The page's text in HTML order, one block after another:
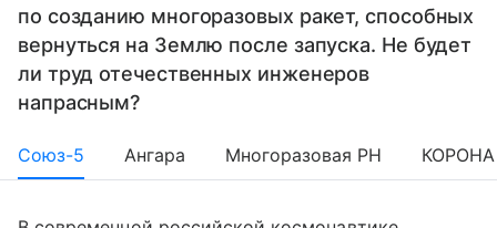
по созданию многоразовых ракет, способных
вернуться на Землю после запуска. Не будет
ли труд отечественных инженеров
напрасным?
Союз-5 Ангара Многоразовая РН КОРОНА